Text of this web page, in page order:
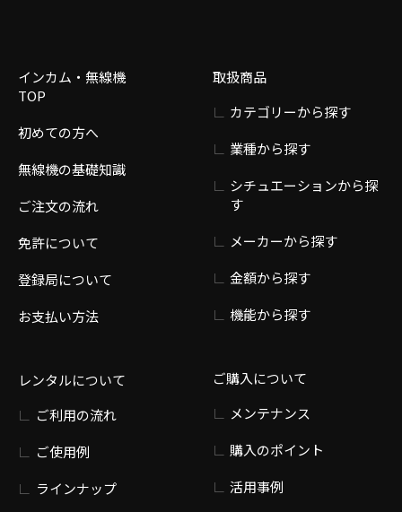
インカム・無線機
TOP
初めての方へ
無線機の基礎知識
ご注文の流れ
免許について
登録局について
お支払い方法
レンタルについて
ご利用の流れ
ご使用例
ラインナップ
取扱商品
カテゴリーから探す
業種から探す
シチュエーションから探
す
メーカーから探す
金額から探す
機能から探す
ご購入について
メンテナンス
購入のポイント
活用事例